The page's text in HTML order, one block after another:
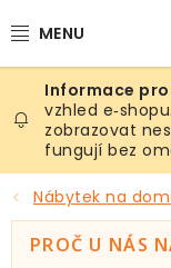
na
Výrobky
Místnosti
Venkovní
vzhled
zobrazovat
fungují bez
Nábytek na
PROČ U NÁS